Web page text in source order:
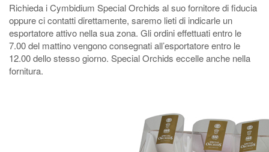
Richieda i Cymbidium Special Orchids al suo fornitore di fiducia
oppure ci contatti direttamente, saremo lieti di indicarle un
esportatore attivo nella sua zona. Gli ordini effettuati entro le
7.00 del mattino vengono consegnati all’esportatore entro le
12.00 dello stesso giorno. Special Orchids eccelle anche nella
fornitura.